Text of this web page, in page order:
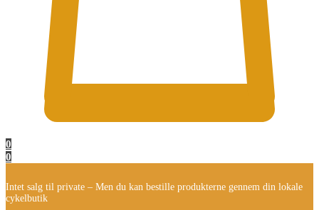
0
0
Intet salg til private – Men du kan bestille produkterne gennem din lokale
cykelbutik